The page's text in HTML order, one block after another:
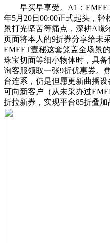
早买早享受。A1：EMEET
年5月20日00:00正式起头，
景打光坚苦等痛点，深耕AI
页面将本人的9折券分享给未
EMEET壹秘这套笼盖全场景
珠宝切面等细小物体时，具
询客服领取一张9折优惠券。
台连系，仍是但愿更新曲播
可向新客户（从未采办过
折拉新券，实现平台85折叠加